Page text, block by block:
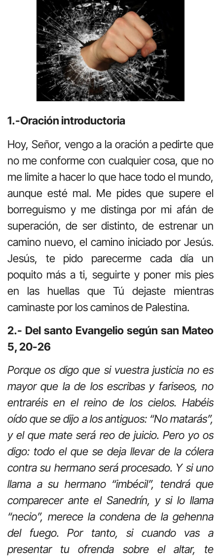
1.-Oración introductoria
Hoy, Señor, vengo a la oración a pedirte que
no me conforme con cualquier cosa, que no
me limite a hacer lo que hace todo el mundo,
aunque esté mal. Me pides que supere el
borreguismo y me distinga por mi afán de
superación, de ser distinto, de estrenar un
camino nuevo, el camino iniciado por Jesús.
Jesús, te pido parecerme cada día un
poquito más a ti, seguirte y poner mis pies
en las huellas que Tú dejaste mientras
caminaste por los caminos de Palestina.
2.- Del santo Evangelio según san Mateo
5, 20-26
Porque os digo que si vuestra justicia no es
mayor que la de los escribas y fariseos, no
entraréis en el reino de los cielos. Habéis
oído que se dijo a los antiguos: “No matarás”,
y el que mate será reo de juicio. Pero yo os
digo: todo el que se deja llevar de la cólera
contra su hermano será procesado. Y si uno
llama a su hermano “imbécil”, tendrá que
comparecer ante el Sanedrín, y si lo llama
“necio”, merece la condena de la gehenna
del fuego. Por tanto, si cuando vas a
presentar tu ofrenda sobre el altar, te